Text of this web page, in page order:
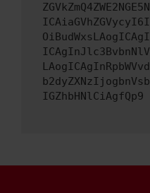
IGZhbHNlCiAgfQp9